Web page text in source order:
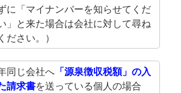
に「マイナンバーを知らせてくだ
」と来た場合は会社に対して尋ね
ださい。）
同じ会社へ 「源泉徴収税額」の入
請求書を送っている個人の場合